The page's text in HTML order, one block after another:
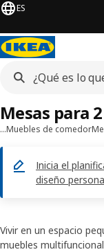
ES
…Muebles de comedor
Inicia el
diseño
Mesas para
Vivir en un espacio
muebles